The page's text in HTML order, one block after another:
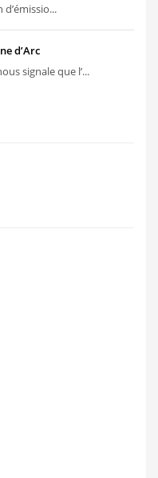
d’Arc
signale que l’...